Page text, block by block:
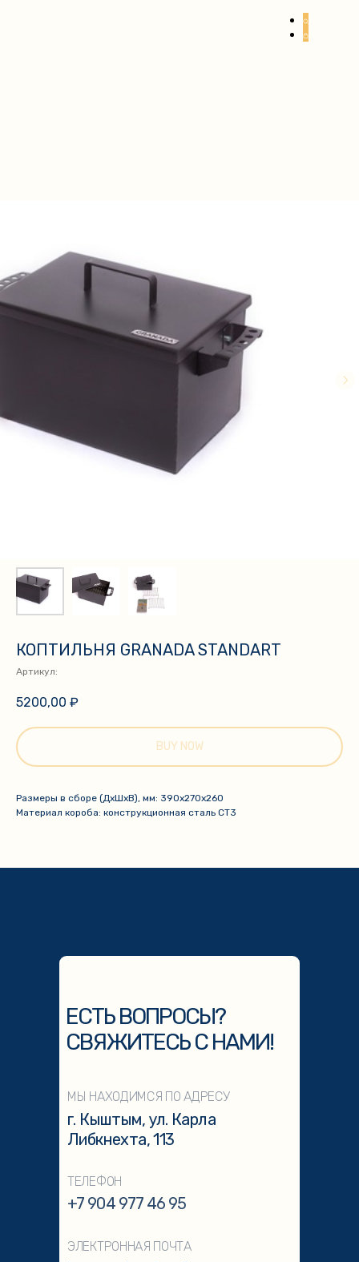
КОПТИЛЬНЯ GRANADA STANDART
Артикул:
5200,00 ₽
BUY NOW
Размеры в сборе (ДхШхВ), мм: 390х270х260
Материал короба: конструкционная сталь СТ3
г. Кыштым, ул. Карла
Либкнехта, 113
ЭЛЕКТРОННАЯ ПОЧТА
МЫ НАХОДИМСЯ ПО АДРЕСУ
ТЕЛЕФОН
+7 904 977 46 95
ЕСТЬ ВОПРОСЫ?
СВЯЖИТЕСЬ С НАМИ!